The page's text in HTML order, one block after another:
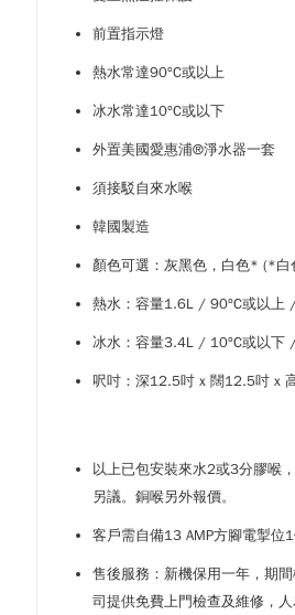
前置指示燈
熱水常達90ºC或以上
冰水常達10ºC或以下
外置美國愛惠浦®淨水器一套
須接駁自來水喉
韓國製造
顏色可選：灰黑色，白色* (*白
熱水：容量1.6L / 90ºC或以上
冰水：容量3.4L / 10ºC或以下
呎吋：深12.5吋 x 闊12.5吋 x
以上已包安裝來水2或3分膠喉
另議。銅喉另外報價。
客戶需自備13 AMP方腳電掣位1
售後服務：新機保用一年，期
司提供免費上門檢查及維修，人